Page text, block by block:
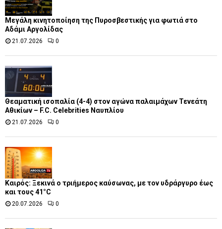
Μεγάλη κινητοποίηση της Πυροσβεστικής για φωτιά στο
Αδάμι Αργολίδας
21.07.2026 0
Θεαματική ισοπαλία (4-4) στον αγώνα παλαιμάχων Τενεάτη
Αθικίων – F.C. Celebrities Ναυπλίου
21.07.2026 0
Καιρός: Ξεκινά ο τριήμερος καύσωνας, με τον υδράργυρο έως
και τους 41°C
20.07.2026 0